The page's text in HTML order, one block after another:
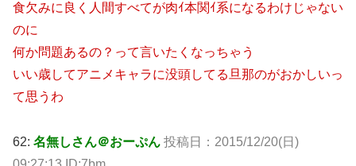
食欠みに良く人間すべてが肉ｲ本関ｲ系になるわけじゃない
のに
何か問題あるの？って言いたくなっちゃう
いい歳してアニメキャラに没頭してる旦那のがおかしいっ
て思うわ
62: 名無しさん＠おーぷん 投稿日：2015/12/20(日)